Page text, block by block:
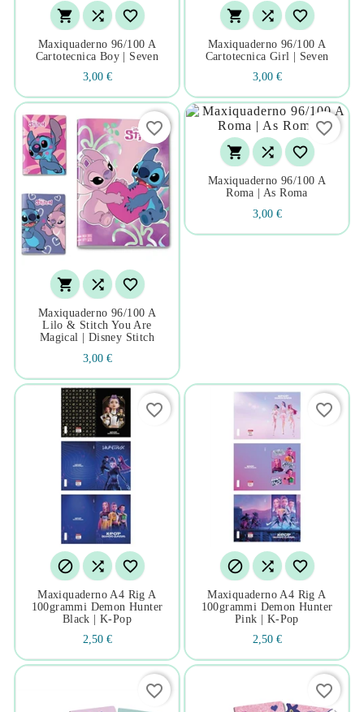
  
Maxiquaderno 96/100 A
Cartotecnica Boy | Seven
3,00 €
  
Maxiquaderno 96/100 A
Cartotecnica Girl | Seven
3,00 €
  
Maxiquaderno 96/100 A
Lilo & Stitch You Are
Magical | Disney Stitch
3,00 €
favorite_border
  
Maxiquaderno 96/100 A
Roma | As Roma
3,00 €
favorite_border
  
Maxiquaderno A4 Rig A
100grammi Demon Hunter
Black | K-Pop
2,50 €
favorite_border
  
Maxiquaderno A4 Rig A
100grammi Demon Hunter
Pink | K-Pop
2,50 €
favorite_border
favorite_border favorite_border